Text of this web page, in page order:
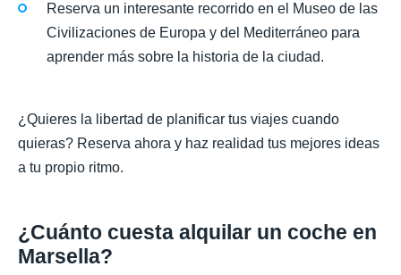
Reserva un interesante recorrido en el Museo de las
Civilizaciones de Europa y del Mediterráneo para
aprender más sobre la historia de la ciudad.
¿Quieres la libertad de planificar tus viajes cuando
quieras? Reserva ahora y haz realidad tus mejores ideas
a tu propio ritmo.
¿Cuánto cuesta alquilar un coche en
Marsella?